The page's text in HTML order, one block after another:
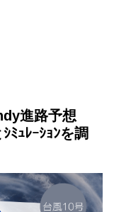
進路予想
ﾐｭﾚｰｼｮﾝを調